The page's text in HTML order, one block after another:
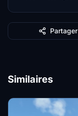
Partager
Similaires